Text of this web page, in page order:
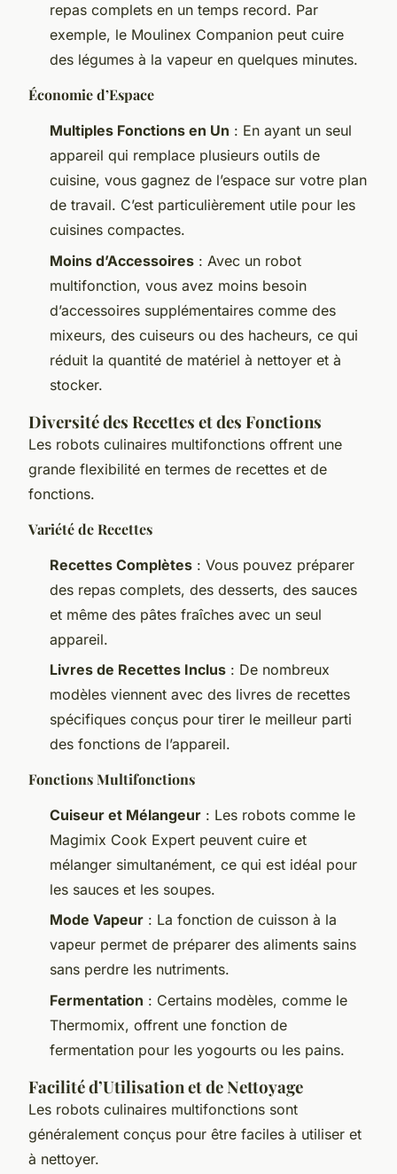
repas complets en un temps record. Par
exemple, le Moulinex Companion peut cuire
des légumes à la vapeur en quelques minutes.
Économie d’Espace
Multiples Fonctions en Un : En ayant un seul
appareil qui remplace plusieurs outils de
cuisine, vous gagnez de l’espace sur votre plan
de travail. C’est particulièrement utile pour les
cuisines compactes.
Moins d’Accessoires : Avec un robot
multifonction, vous avez moins besoin
d’accessoires supplémentaires comme des
mixeurs, des cuiseurs ou des hacheurs, ce qui
réduit la quantité de matériel à nettoyer et à
stocker.
Diversité des Recettes et des Fonctions
Les robots culinaires multifonctions offrent une
grande flexibilité en termes de recettes et de
fonctions.
Variété de Recettes
Recettes Complètes : Vous pouvez préparer
des repas complets, des desserts, des sauces
et même des pâtes fraîches avec un seul
appareil.
Livres de Recettes Inclus : De nombreux
modèles viennent avec des livres de recettes
spécifiques conçus pour tirer le meilleur parti
des fonctions de l’appareil.
Fonctions Multifonctions
Cuiseur et Mélangeur : Les robots comme le
Magimix Cook Expert peuvent cuire et
mélanger simultanément, ce qui est idéal pour
les sauces et les soupes.
Mode Vapeur : La fonction de cuisson à la
vapeur permet de préparer des aliments sains
sans perdre les nutriments.
Fermentation : Certains modèles, comme le
Thermomix, offrent une fonction de
fermentation pour les yogourts ou les pains.
Facilité d’Utilisation et de Nettoyage
Les robots culinaires multifonctions sont
généralement conçus pour être faciles à utiliser et
à nettoyer.